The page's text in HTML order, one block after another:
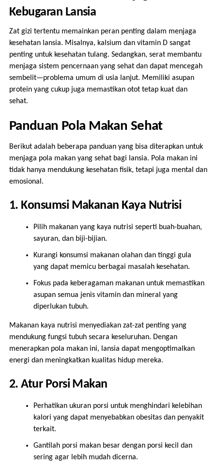
Kebugaran Lansia
Zat gizi tertentu memainkan peran penting dalam menjaga
kesehatan lansia. Misalnya, kalsium dan vitamin D sangat
penting untuk kesehatan tulang. Sedangkan, serat membantu
menjaga sistem pencernaan yang sehat dan dapat mencegah
sembelit—problema umum di usia lanjut. Memiliki asupan
protein yang cukup juga memastikan otot tetap kuat dan
sehat.
Panduan Pola Makan Sehat
Berikut adalah beberapa panduan yang bisa diterapkan untuk
menjaga pola makan yang sehat bagi lansia. Pola makan ini
tidak hanya mendukung kesehatan fisik, tetapi juga mental dan
emosional.
1. Konsumsi Makanan Kaya Nutrisi
Pilih makanan yang kaya nutrisi seperti buah-buahan,
sayuran, dan biji-bijian.
Kurangi konsumsi makanan olahan dan tinggi gula
yang dapat memicu berbagai masalah kesehatan.
Fokus pada keberagaman makanan untuk memastikan
asupan semua jenis vitamin dan mineral yang
diperlukan tubuh.
Makanan kaya nutrisi menyediakan zat-zat penting yang
mendukung fungsi tubuh secara keseluruhan. Dengan
menerapkan pola makan ini, lansia dapat mengoptimalkan
energi dan meningkatkan kualitas hidup mereka.
2. Atur Porsi Makan
Perhatikan ukuran porsi untuk menghindari kelebihan
kalori yang dapat menyebabkan obesitas dan penyakit
terkait.
Gantilah porsi makan besar dengan porsi kecil dan
sering agar lebih mudah dicerna.